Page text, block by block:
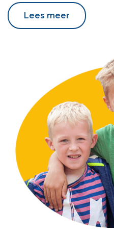
Lees meer
Lees meer